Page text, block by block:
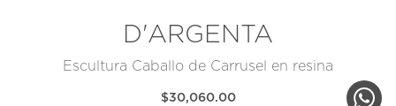
D'ARGENTA
Escultura Caballo de Carrusel en resina
$30,060.00